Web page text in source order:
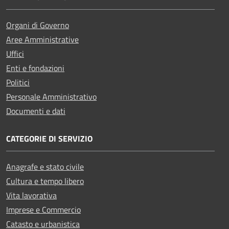
Organi di Governo
Aree Amministrative
Uffici
Enti e fondazioni
Politici
Personale Amministrativo
Documenti e dati
CATEGORIE DI SERVIZIO
Anagrafe e stato civile
Cultura e tempo libero
Vita lavorativa
Imprese e Commercio
Catasto e urbanistica